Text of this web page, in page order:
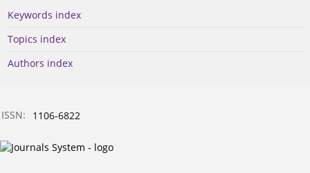
Keywords index
Topics index
Authors index
ISSN: 1106-6822